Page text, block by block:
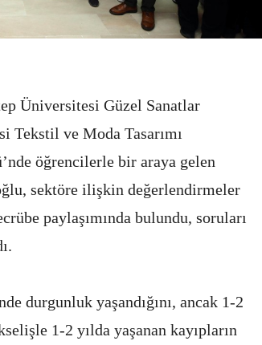
Üniversitesi Güzel Sanatlar
Tekstil ve Moda Tasarımı
öğrencilerle bir araya gelen
sektöre ilişkin değerlendirmeler
paylaşımında bulundu, soruları
durgunluk yaşandığını, ancak 1-2
1-2 yılda yaşanan kayıpların